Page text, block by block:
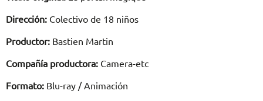
Dirección: Colectivo de 18 niños
Productor: Bastien Martin
Compañía productora: Camera-etc
Formato: Blu-ray / Animación